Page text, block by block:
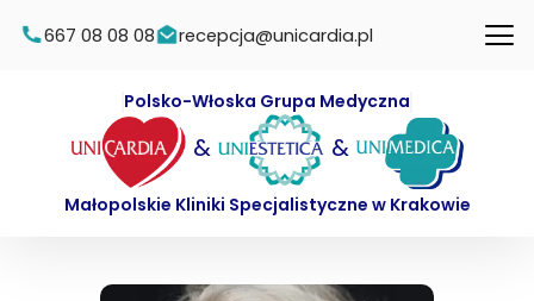
667 08 08 08 recepcja@unicardia.pl
Polsko-Włoska Grupa Medyczna
& &
Małopolskie Kliniki Specjalistyczne w Krakowie